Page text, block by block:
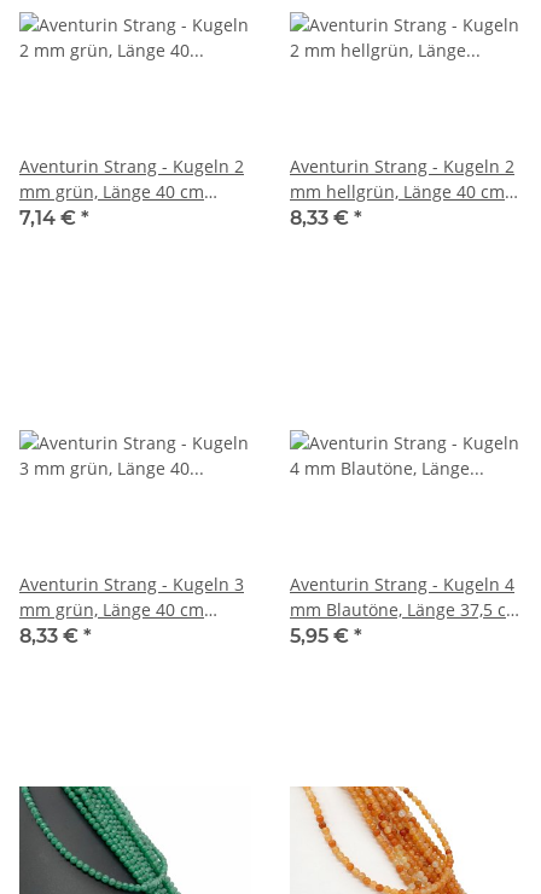
Aventurin Strang - Kugeln 2
mm grün, Länge 40 cm
/4380
7,14 € *
Aventurin Strang - Kugeln 2
mm hellgrün, Länge 40 cm
/4394
8,33 € *
Aventurin Strang - Kugeln 3
mm grün, Länge 40 cm
/1531
8,33 € *
Aventurin Strang - Kugeln 4
mm Blautöne, Länge 37,5 cm
/4857
5,95 € *